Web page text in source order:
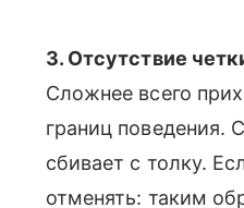
3. Отсутствие
Сложнее всего
границ поведения.
сбивает с толку.
отменять: таким